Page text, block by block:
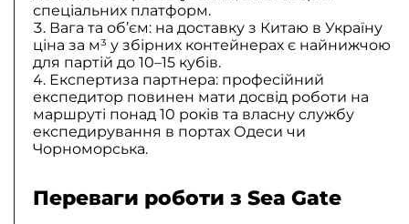
спеціальних платформ.
Вага та об’єм: на доставку з Китаю в Україну
ціна за м³ у збірних контейнерах є найнижчою
для партій до 10–15 кубів.
Експертиза партнера: професійний
експедитор повинен мати досвід роботи на
маршруті понад 10 років та власну службу
експедирування в портах Одеси чи
Чорноморська.
Переваги роботи з Sea Gate